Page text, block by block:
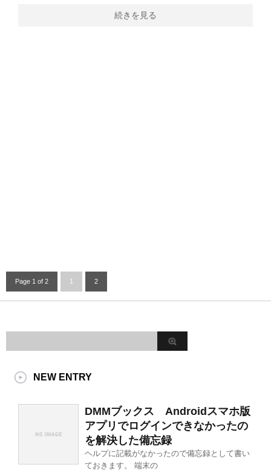
続きを見る
Page 1 of 2 1 2
NEW ENTRY
DMMブックス Androidスマホ版
アプリでログインできなかったの
を解決した備忘録
ヘルプに記載がなかったので備忘録として書い
ておきます。 端末の